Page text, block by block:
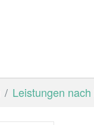
Leistungen